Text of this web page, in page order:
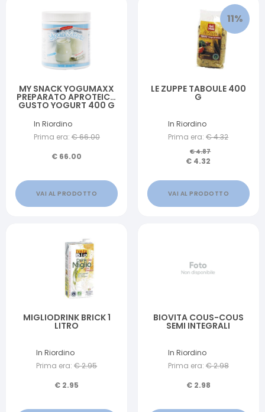
MY SNACK YOGUMAXX
PREPARATO APROTEICO
GUSTO YOGURT 400 G
In Riordino
Prima era: €66.00
€ 66.00
VAI AL PRODOTTO
11%
LE ZUPPE TABOULE 400
G
In Riordino
Prima era: €4.32
€4.87
€ 4.32
VAI AL PRODOTTO
MIGLIODRINK BRICK 1
LITRO
In Riordino
Prima era: €2.95
€ 2.95
BIOVITA COUS-COUS
SEMI INTEGRALI
In Riordino
Prima era: €2.98
€ 2.98